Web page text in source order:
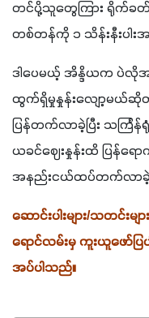
တင်ပို့သူတွေကြား ရိုက်ခတ်
တစ်တန်ကို ၁ သိန်းနီးပါး
ဒါပေမယ့် အိန္ဒိယက ပဲလိုအ
ထွက်ရှိမှုနှုန်းလျော့မယ်ဆို
ပြန်တက်လာခဲ့ပြီး သင်္ကြ
ယခင်ဈေးနှုန်းထိ ပြန်ရေ
အနည်းငယ်ထပ်တက်လာခဲ့တ
ဆောင်းပါးများ/သတင်း
ရောင်လမ်းမှ ကူးယူဖော်ပ
အပ်ပါသည်။